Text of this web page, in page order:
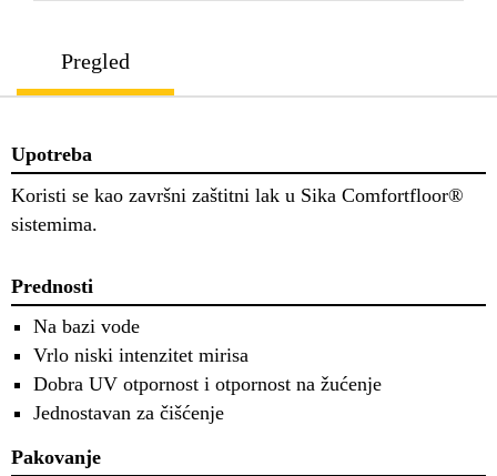
Pregled
Upotreba
Koristi se kao završni zaštitni lak u Sika Comfortfloor®
sistemima.
Prednosti
Na bazi vode
Vrlo niski intenzitet mirisa
Dobra UV otpornost i otpornost na žućenje
Jednostavan za čišćenje
Pakovanje